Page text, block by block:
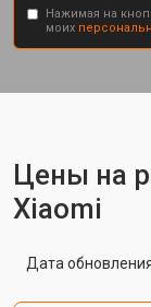
Нажимая на
моих
Цены на
Xiaomi
Дата